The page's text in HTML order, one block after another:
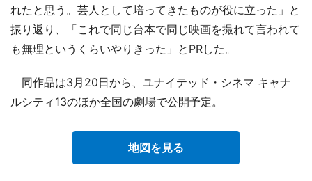
れたと思う。芸人として培ってきたものが役に立った」と
振り返り、「これで同じ台本で同じ映画を撮れて言われて
も無理というくらいやりきった」とPRした。
同作品は3月20日から、ユナイテッド・シネマ キャナ
ルシティ13のほか全国の劇場で公開予定。
地図を見る